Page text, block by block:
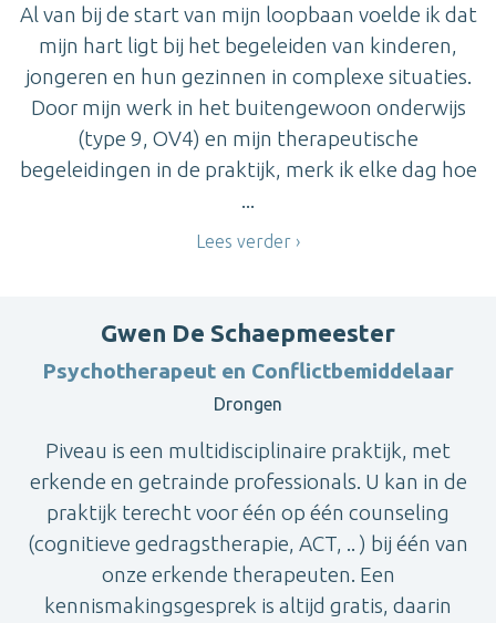
Al van bij de start van mijn loopbaan voelde ik dat
mijn hart ligt bij het begeleiden van kinderen,
jongeren en hun gezinnen in complexe situaties.
Door mijn werk in het buitengewoon onderwijs
(type 9, OV4) en mijn therapeutische
begeleidingen in de praktijk, merk ik elke dag hoe
...
Lees verder
Gwen De Schaepmeester
Psychotherapeut en Conflictbemiddelaar
Drongen
Piveau is een multidisciplinaire praktijk, met
erkende en getrainde professionals. U kan in de
praktijk terecht voor één op één counseling
(cognitieve gedragstherapie, ACT, .. ) bij één van
onze erkende therapeuten. Een
kennismakingsgesprek is altijd gratis, daarin